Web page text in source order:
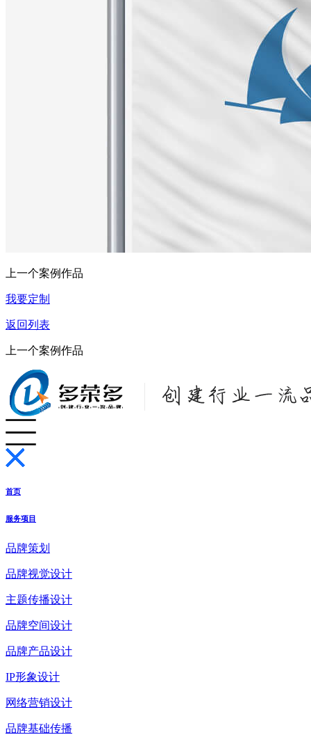
上一个案例作品
我要定制
返回列表
上一个案例作品
首页
服务项目
品牌策划
品牌视觉设计
主题传播设计
品牌空间设计
品牌产品设计
IP形象设计
网络营销设计
品牌基础传播